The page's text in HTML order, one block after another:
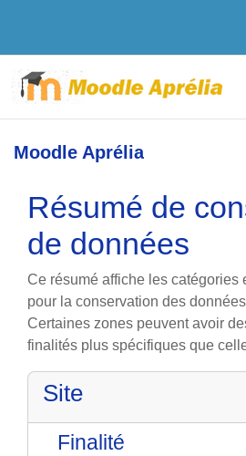
Moodle Aprélia
Résumé de
de données
Ce résumé affiche les catégories
pour la conservation des
Certaines zones peuvent avoir
finalités plus spécifiques que
Site
Finalité